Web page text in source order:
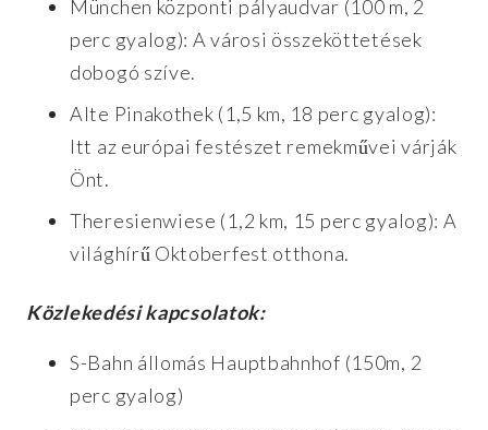
München központi pályaudvar (100 m, 2
perc gyalog): A városi összeköttetések
dobogó szíve.
Alte Pinakothek (1,5 km, 18 perc gyalog):
Itt az európai festészet remekművei várják
Önt.
Theresienwiese (1,2 km, 15 perc gyalog): A
világhírű Oktoberfest otthona.
Közlekedési kapcsolatok:
S-Bahn állomás Hauptbahnhof (150m, 2
perc gyalog)